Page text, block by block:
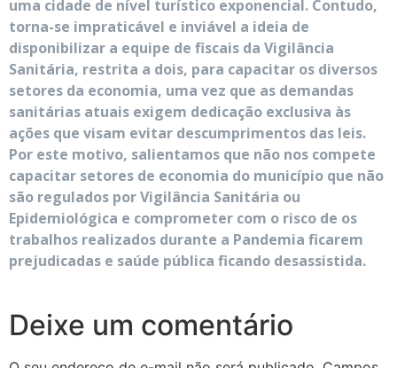
uma cidade de nível turístico exponencial. Contudo,
torna-se impraticável e inviável a ideia de
disponibilizar a equipe de fiscais da Vigilância
Sanitária, restrita a dois, para capacitar os diversos
setores da economia, uma vez que as demandas
sanitárias atuais exigem dedicação exclusiva às
ações que visam evitar descumprimentos das leis.
Por este motivo, salientamos que não nos compete
capacitar setores de economia do município que não
são regulados por Vigilância Sanitária ou
Epidemiológica e comprometer com o risco de os
trabalhos realizados durante a Pandemia ficarem
prejudicadas e saúde pública ficando desassistida.
Deixe um comentário